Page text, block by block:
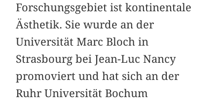
Forschungsgebiet ist kontinentale
Ästhetik. Sie wurde an der
Universität Marc Bloch in
Strasbourg bei Jean-Luc Nancy
promoviert und hat sich an der
Ruhr Universität Bochum